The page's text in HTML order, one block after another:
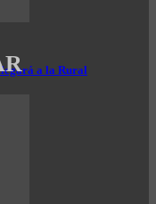
a la Rural